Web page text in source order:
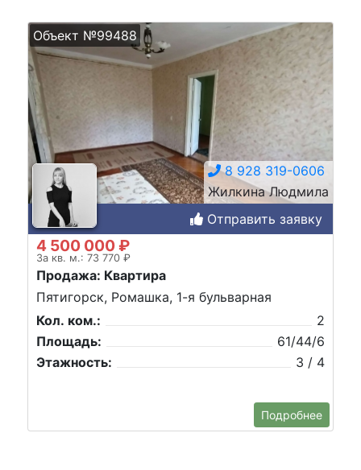
Объект №99488
8 928 319-0606
Жилкина Людмила
Отправить заявку
4 500 000 ₽
За кв. м.: 73 770 ₽
Продажа: Квартира
Пятигорск, Ромашка, 1-я бульварная
Кол. ком.:
2
Площадь:
61/44/6
Этажность:
3 / 4
Подробнее